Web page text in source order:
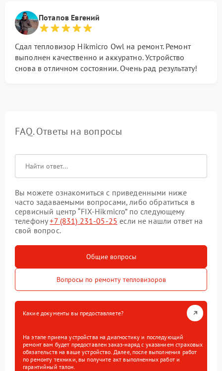
Потапов Евгений
Сдал тепловизор Hikmicro Owl на ремонт. Ремонт
выполнен качественно и аккуратно. Устройство
снова в отличном состоянии. Очень рад результату!
FAQ. Ответы на вопросы
Вы можете ознакомиться с приведенными ниже
часто задаваемыми вопросами, либо обратиться в
сервисный центр “FIX-Hikmicro” по следующему
телефону+7 (831) 231-05-25 если не нашли ответ на
свой вопрос.
Общие вопросы
Вопросы по ремонту тепловизоров
Какие документы вы предоставляете?
На этапе приема устройства на диагностику и последующий
ремонт вам будет предоставлен заказ-наряд с указанием страховых
обязательств на ваше устройство. Далее, после выполнения работ
по ремонту техники, вы получите акт выполненных работ и
гарантийный талон.